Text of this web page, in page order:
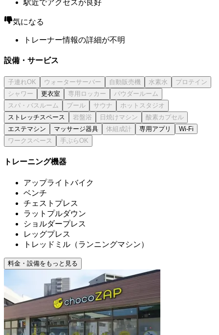
駅近でアクセスが良好
気になる
トレーナー情報の詳細が不明
設備・サービス
更衣室
ストレッチスペース
エステマシン
マッサージ器具 専用アプリ Wi-Fi
トレーニング機器
アップライトバイク
ベンチ
チェストプレス
ラットプルダウン
ショルダープレス
レッグプレス
トレッドミル（ランニングマシン）
料金・設備をもっと見る